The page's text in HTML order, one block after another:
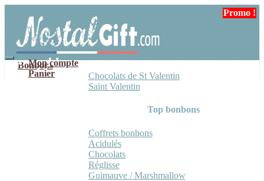
navigation
contenu
Mon compte
Panier
Bonbons
Chocolats de St Valentin
Saint Valentin
Top bonbons
Coffrets bonbons
Acidulés
Chocolats
Réglisse
Guimauve / Marshmallow
Promo !
Promo !